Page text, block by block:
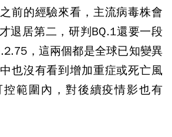
前的經驗來看，主流病毒株會
退居第二，研判BQ.1還要一段
，這兩個都是全球已知變異
也沒有看到增加重症或死亡風
範圍內，對後續疫情影也有